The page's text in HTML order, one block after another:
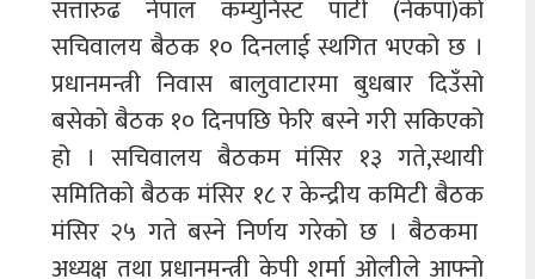
सत्तारुढ नेपाल कम्युनिस्ट पार्टी (नेकपा)को
सचिवालय बैठक १० दिनलाई स्थगित भएको छ ।
प्रधानमन्त्री निवास बालुवाटारमा बुधबार दिउँसो
बसेको बैठक १० दिनपछि फेरि बस्ने गरी सकिएको
हो । सचिवालय बैठकम मंसिर १३ गते,स्थायी
समितिको बैठक मंसिर १८ र केन्द्रीय कमिटी बैठक
मंसिर २५ गते बस्ने निर्णय गरेको छ । बैठकमा
अध्यक्ष तथा प्रधानमन्त्री केपी शर्मा ओलीले आफ्नो